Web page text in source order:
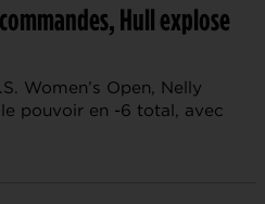
Hull explose
Women’s Open, Nelly
pouvoir en -6 total, avec